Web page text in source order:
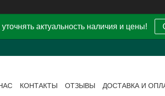
актуальность наличия и цены!
КОНТАКТЫ ОТЗЫВЫ ДОСТАВКА И